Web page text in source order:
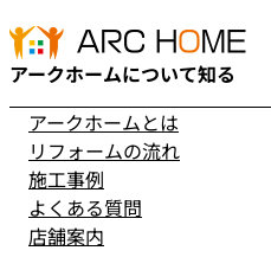
アークホームについて知る
アークホームとは
リフォームの流れ
施工事例
よくある質問
店舗案内